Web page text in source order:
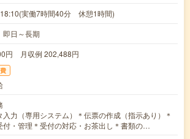
実働7時間40分 休憩1時間)
即日～長期
円 月収例 202,488円
入力（専用システム）＊伝票の作成（指示あり）＊
付・管理＊受付の対応・お茶出し＊書類の…